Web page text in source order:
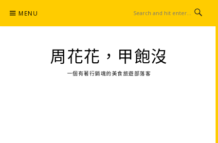
content
MENU
周花花，甲飽沒
一個有著行銷魂的美食旅遊部落客